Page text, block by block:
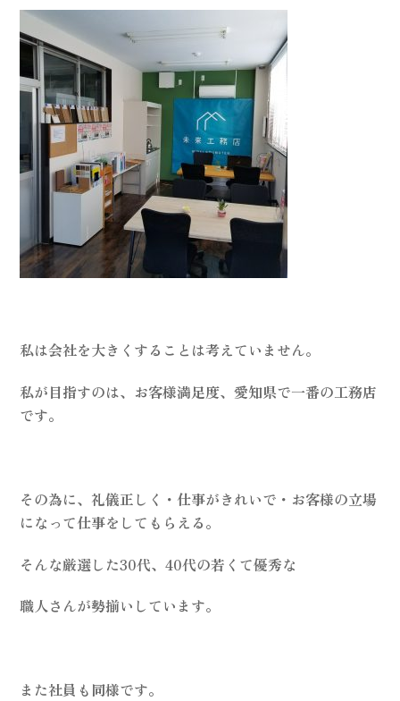
私は会社を大きくすることは考えていません。
私が目指すのは、お客様満足度、愛知県で一番の工務店
です。
その為に、礼儀正しく・仕事がきれいで・お客様の立場
になって仕事をしてもらえる。
そんな厳選した30代、40代の若くて優秀な
職人さんが勢揃いしています。
また社員も同様です。